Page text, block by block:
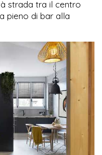
strada tra il centro
pieno di bar alla